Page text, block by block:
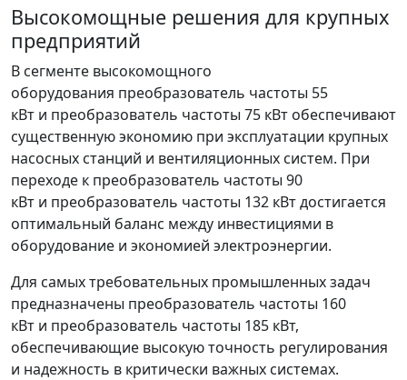
Высокомощные решения для крупных
предприятий
В сегменте высокомощного
оборудования преобразователь частоты 55
кВт и преобразователь частоты 75 кВт обеспечивают
существенную экономию при эксплуатации крупных
насосных станций и вентиляционных систем. При
переходе к преобразователь частоты 90
кВт и преобразователь частоты 132 кВт достигается
оптимальный баланс между инвестициями в
оборудование и экономией электроэнергии.
Для самых требовательных промышленных задач
предназначены преобразователь частоты 160
кВт и преобразователь частоты 185 кВт,
обеспечивающие высокую точность регулирования
и надежность в критически важных системах.